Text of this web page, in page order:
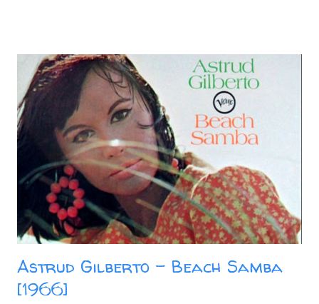
MB - ZIP - MP3 - 320 Kbps - REMASTERIZADO MEGA - Filen - Box
Astrud Gilberto - Beach Samba
[1966]